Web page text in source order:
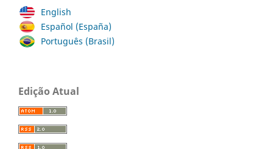
English
Español (España)
Português (Brasil)
Edição Atual